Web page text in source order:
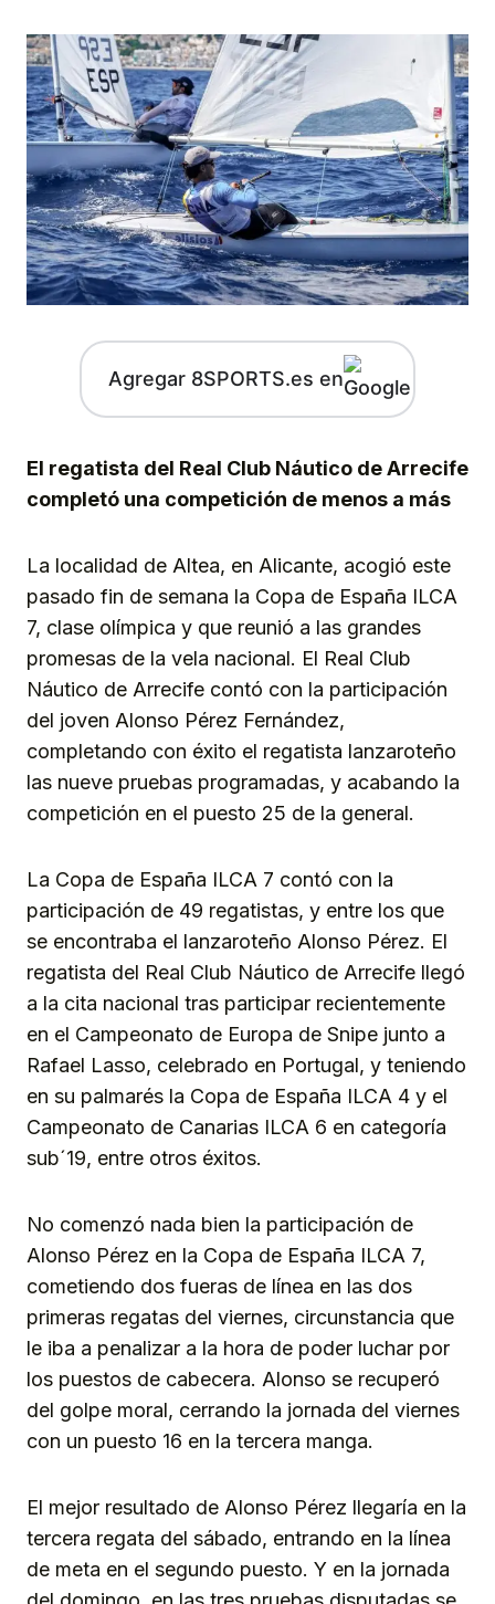
Agregar 8SPORTS.es en
El regatista del Real Club Náutico de Arrecife
completó una competición de menos a más
La localidad de Altea, en Alicante, acogió este
pasado fin de semana la Copa de España ILCA
7, clase olímpica y que reunió a las grandes
promesas de la vela nacional. El Real Club
Náutico de Arrecife contó con la participación
del joven Alonso Pérez Fernández,
completando con éxito el regatista lanzaroteño
las nueve pruebas programadas, y acabando la
competición en el puesto 25 de la general.
La Copa de España ILCA 7 contó con la
participación de 49 regatistas, y entre los que
se encontraba el lanzaroteño Alonso Pérez. El
regatista del Real Club Náutico de Arrecife llegó
a la cita nacional tras participar recientemente
en el Campeonato de Europa de Snipe junto a
Rafael Lasso, celebrado en Portugal, y teniendo
en su palmarés la Copa de España ILCA 4 y el
Campeonato de Canarias ILCA 6 en categoría
sub´19, entre otros éxitos.
No comenzó nada bien la participación de
Alonso Pérez en la Copa de España ILCA 7,
cometiendo dos fueras de línea en las dos
primeras regatas del viernes, circunstancia que
le iba a penalizar a la hora de poder luchar por
los puestos de cabecera. Alonso se recuperó
del golpe moral, cerrando la jornada del viernes
con un puesto 16 en la tercera manga.
El mejor resultado de Alonso Pérez llegaría en la
tercera regata del sábado, entrando en la línea
de meta en el segundo puesto. Y en la jornada